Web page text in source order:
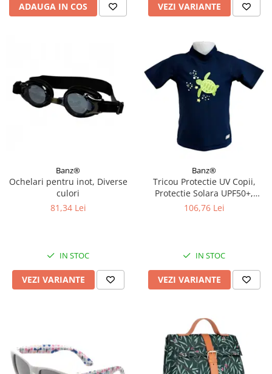
ADAUGA IN COS VEZI VARIANTE
Banz®
Ochelari pentru inot, Diverse
culori
81,34 Lei
IN STOC
VEZI VARIANTE
Banz®
Tricou Protectie UV Copii,
Protectie Solara UPF50+,
Turttle, Diverse marimi
106,76 Lei
IN STOC
VEZI VARIANTE